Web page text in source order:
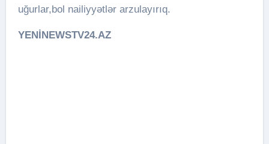
uğurlar,bol nailiyyətlər arzulayırıq.
YENİNEWSTV24.AZ